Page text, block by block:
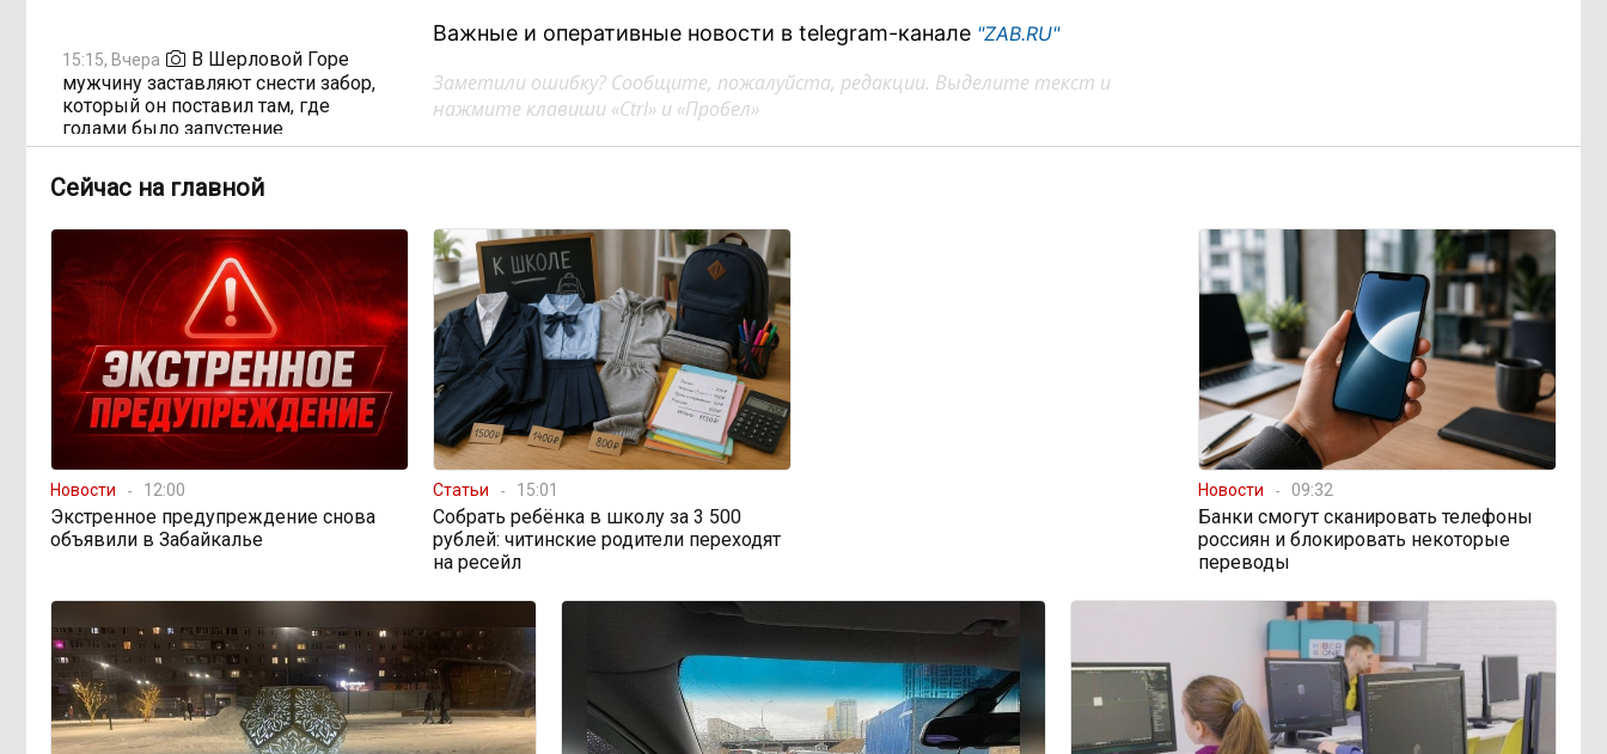
15:15, Вчера
В Шерловой Горе
мужчину заставляют снести забор,
который он поставил там, где
годами было запустение
13:43, Вчера
«Кураж» без вывески:
магазин, который лишился
лицензии, продолжает торговать
спиртным по ночам
11:58, Вчера Государство спешит
распродать конфискат: почему
Минфин хочет вдвое сократить
сроки реализации изъятого
имущества
весь город: как Чита не замечает
ливней
08:59, Вчера Электронные квитанции
за ЖКУ: удобство или новые
проблемы? Что изменится с 2027
года
Важные и оперативные новости в telegram-канале "ZAB.RU"
Заметили ошибку? Сообщите, пожалуйста, редакции. Выделите текст и
нажмите клавиши «Ctrl» и «Пробел»
Сейчас на главной
Новости 12:00
Экстренное предупреждение снова
объявили в Забайкалье
Статьи 15:01
Собрать ребёнка в школу за 3 500
рублей: читинские родители переходят
на ресейл
Новости 09:32
Банки смогут сканировать телефоны
россиян и блокировать некоторые
переводы